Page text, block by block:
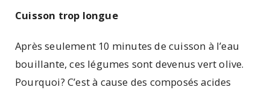
Cuisson trop longue
Après seulement 10 minutes de cuisson à l’eau
bouillante, ces légumes sont devenus vert olive.
Pourquoi? C’est à cause des composés acides